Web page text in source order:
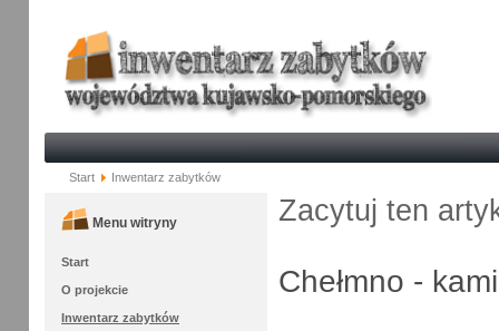
Start Inwentarz zabytków
Menu witryny
Start
O projekcie
Inwentarz zabytków
Zacytuj ten
Chełmno -